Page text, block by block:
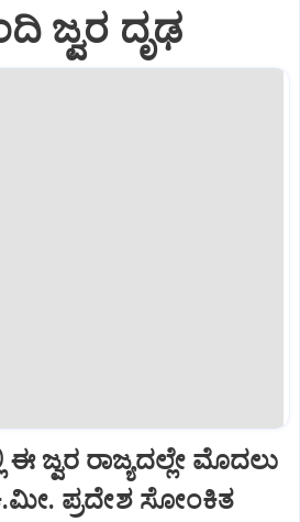
ಜ್ವರ ದೃಢ
ಜ್ವರ ರಾಜ್ಯದಲ್ಲೇ ಮೊದಲು
ಪ್ರದೇಶ ಸೋಂಕಿತ